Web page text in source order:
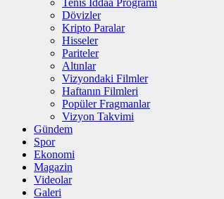
Tenis İddaa Programı
Dövizler
Kripto Paralar
Hisseler
Pariteler
Altınlar
Vizyondaki Filmler
Haftanın Filmleri
Popüler Fragmanlar
Vizyon Takvimi
Gündem
Spor
Ekonomi
Magazin
Videolar
Galeri